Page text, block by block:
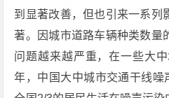
到显著改善，但也引来一系列
著。因城市道路车辆种类数量
问题越来越严重，在一些大
年，中国大中城市交通干线噪